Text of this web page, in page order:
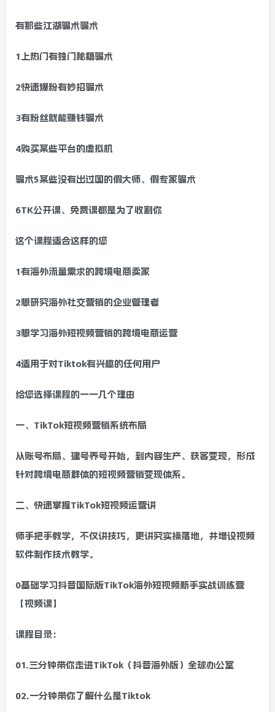
有那些江湖骗术骗术
1上热门有独门秘籍骗术
2快速爆粉有妙招骗术
3有粉丝就能赚钱骗术
4购买某些平台的虚拟机
骗术5某些没有出过国的假大师、假专家骗术
6TK公开课、免费课都是为了收割你
这个课程适合这样的您
1有海外流量需求的跨境电商卖家
2想研究海外社交营销的企业管理者
3想学习海外短视频营销的跨境电商运营
4适用于对Tiktok有兴趣的任何用户
给您选择课程的一一几个理由
一、TikTok短视频营销系统布局
从账号布局、建号养号开始，到内容生产、获客变现，形成
针对跨境电商群体的短视频营销变现体系。
二、快速掌握TikTok短视频运营讲
师手把手教学，不仅讲技巧，更讲究实操落地，并增设视频
软件制作技术教学。
0基础学习抖音国际版TikTok海外短视频新手实战训练营
【视频课】
课程目录：
01.三分钟带你走进TikTok（抖音海外版）全球办公室
02.一分钟带你了解什么是Tiktok